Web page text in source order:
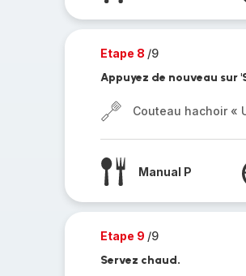
Etape 8 /9
Appuyez de nouveau sur
Couteau hachoir «
Manual P
Etape 9 /9
Servez chaud.